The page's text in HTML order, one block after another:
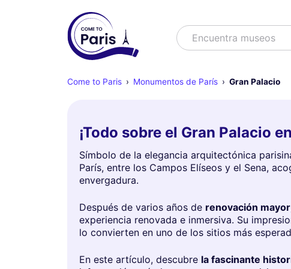
BuscarEncuentra museos
Come to Paris Monumentos de París Gran Palacio
¡Todo sobre el Gran Palacio
Símbolo de la elegancia arquitectónica
París, entre los Campos Elíseos y el Sena,
envergadura.
Después de varios años de renovación mayor
experiencia renovada e inmersiva. Su
lo convierten en uno de los sitios más
En este artículo, descubre la fascinante